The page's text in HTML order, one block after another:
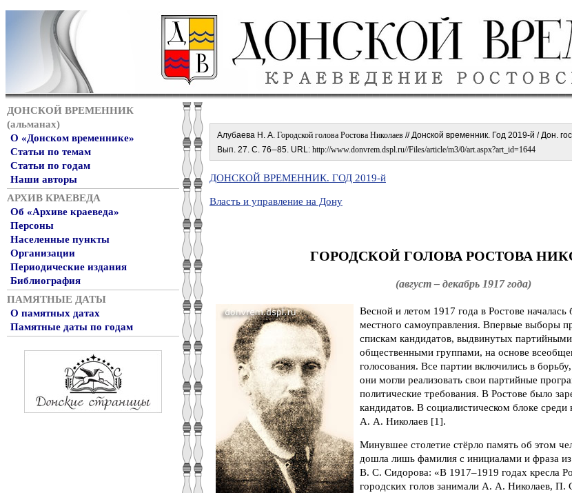
ДОНСКОЙ ВРЕМЕННИК
(альманах)
О «Донском временнике»
Статьи по темам
Статьи по годам
Наши авторы
АРХИВ КРАЕВЕДА
Об «Архиве краеведа»
Персоны
Населенные пункты
Организации
Периодические издания
Библиография
ПАМЯТНЫЕ ДАТЫ
О памятных датах
Памятные даты по годам
Алубаева Н. А. Городской голова Ростова Николаев // Донской временник. Год 2019-й / Дон.
Вып. 27. С. 76–85. URL: http://www.donvrem.dspl.ru//Files/article/m3/0/art.aspx?art_id=1644
ДОНСКОЙ ВРЕМЕННИК. ГОД 2019-й
Власть и управление на Дону
ГОРОДСКОЙ ГОЛОВА РОСТОВА
(август – декабрь 1917 года)
Весной и летом 1917 года в Ростове началась
местного самоуправления. Впервые выборы
спискам кандидатов, выдвинутых
общественными группами, на основе
голосования. Все партии включились в
они могли реализовать свои партийные
политические требования. В Ростове было
кандидатов. В социалистическом блоке среди
А. А. Николаев [1].
Минувшее столетие стёрло память об этом
дошла лишь фамилия с инициалами и фраза из
В. С. Сидорова: «В 1917–1919 годах кресла
городских голов занимали А. А. Николаев,